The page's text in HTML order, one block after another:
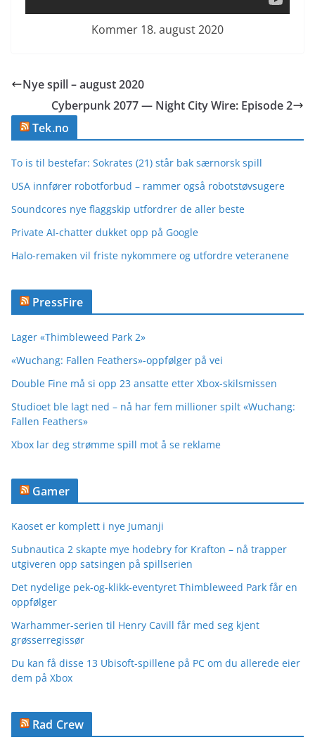
Kommer 18. august 2020
Nye spill – august 2020
Cyberpunk 2077 — Night City Wire: Episode 2
Tek.no
To is til bestefar: Sokrates (21) står bak særnorsk spill
USA innfører robotforbud – rammer også robotstøvsugere
Soundcores nye flaggskip utfordrer de aller beste
Private AI-chatter dukket opp på Google
Halo-remaken vil friste nykommere og utfordre veteranene
PressFire
Lager «Thimbleweed Park 2»
«Wuchang: Fallen Feathers»-oppfølger på vei
Double Fine må si opp 23 ansatte etter Xbox-skilsmissen
Studioet ble lagt ned – nå har fem millioner spilt «Wuchang:
Fallen Feathers»
Xbox lar deg strømme spill mot å se reklame
Gamer
Kaoset er komplett i nye Jumanji
Subnautica 2 skapte mye hodebry for Krafton – nå trapper
utgiveren opp satsingen på spillserien
Det nydelige pek-og-klikk-eventyret Thimbleweed Park får en
oppfølger
Warhammer-serien til Henry Cavill får med seg kjent
grøsserregissør
Du kan få disse 13 Ubisoft-spillene på PC om du allerede eier
dem på Xbox
Rad Crew